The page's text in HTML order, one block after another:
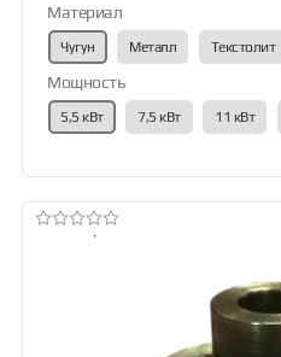
Материал
Чугун Металл Текстолит
Мощность
5,5 кВт 7,5 кВт 11 кВт